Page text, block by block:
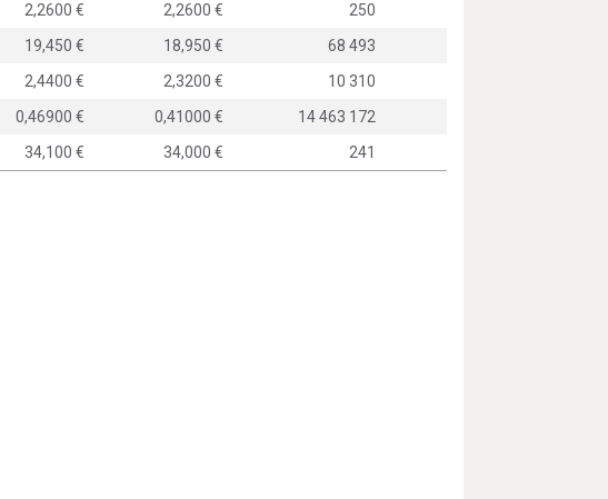
2,2600 2,2600
250
19,450 18,950
68 493
2,4400 2,3200
10 310
0,46900 0,41000
14 463 172
34,100 34,000 241